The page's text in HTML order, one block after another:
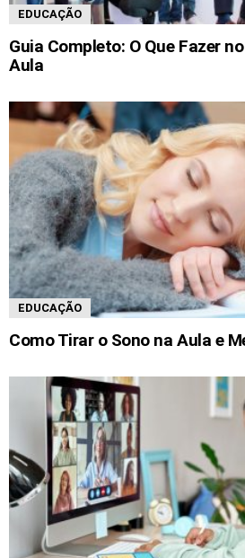
EDUCAÇÃO
Guia Completo: O Que Fazer
Aula
EDUCAÇÃO
Como Tirar o Sono na Aula e